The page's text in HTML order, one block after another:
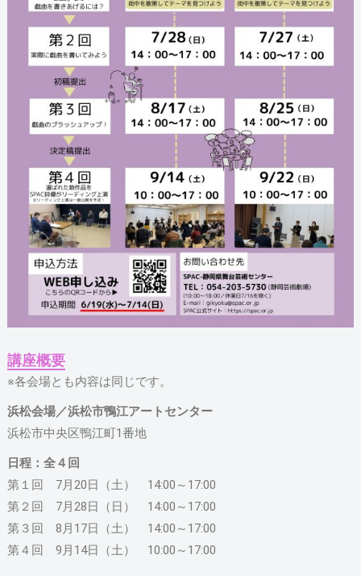
講座概要
※各会場とも内容は同じです。
浜松会場／浜松市鴨江アートセンター
浜松市中央区鴨江町1番地
日程：全４回
第１回 7月20日（土） 14:00～17:00
第２回 7月28日（日） 14:00～17:00
第３回 8月17日（土） 14:00～17:00
第４回 9月14日（土） 10:00～17:00